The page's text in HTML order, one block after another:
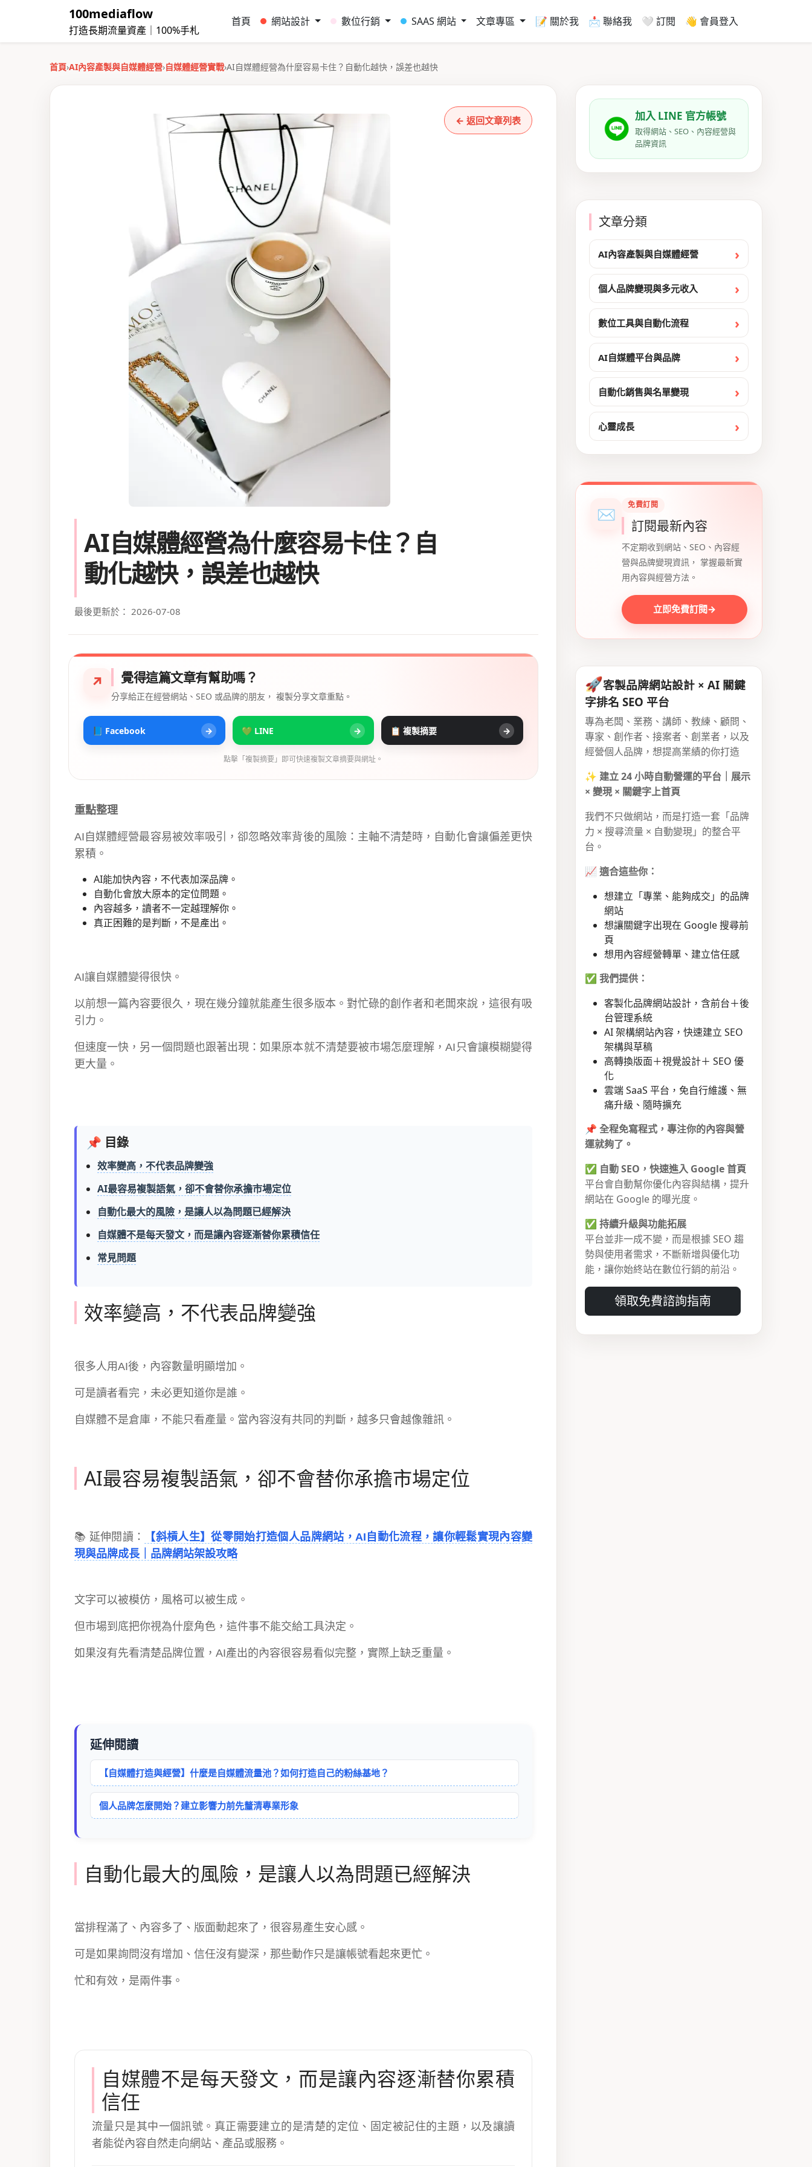
100mediaflow
打造長期流量資產｜100%手札
首頁 網站設計 數位行銷 SAAS 網站 文章專區 📝 關於我 📩 聯絡我 🤍 訂閱 👋 會員登入
首頁›AI內容產製與自媒體經營›自媒體經營實戰›AI自媒體經營為什麼容易卡住？自動化越快，誤差也越快
AI自媒體經營為什麼容易卡住？自
動化越快，誤差也越快
最後更新於： 2026-07-08
← 返回文章列表
↗ 覺得這篇文章有幫助嗎？
分享給正在經營網站、SEO 或品牌的朋友， 複製分享文章重點。
📘 Facebook → 💚 LINE → 📋 複製摘要 →
點擊「複製摘要」即可快速複製文章摘要與網址。
重點整理
AI自媒體經營最容易被效率吸引，卻忽略效率背後的風險：主軸不清楚時，自動化會讓偏差更快
累積。
AI能加快內容，不代表加深品牌。
自動化會放大原本的定位問題。
內容越多，讀者不一定越理解你。
真正困難的是判斷，不是產出。
AI讓自媒體變得很快。
以前想一篇內容要很久，現在幾分鐘就能產生很多版本。對忙碌的創作者和老闆來說，這很有吸
引力。
但速度一快，另一個問題也跟著出現：如果原本就不清楚要被市場怎麼理解，AI只會讓模糊變得
更大量。
📌 目錄
效率變高，不代表品牌變強
AI最容易複製語氣，卻不會替你承擔市場定位
自動化最大的風險，是讓人以為問題已經解決
自媒體不是每天發文，而是讓內容逐漸替你累積信任
常見問題
效率變高，不代表品牌變強
很多人用AI後，內容數量明顯增加。
可是讀者看完，未必更知道你是誰。
自媒體不是倉庫，不能只看產量。當內容沒有共同的判斷，越多只會越像雜訊。
AI最容易複製語氣，卻不會替你承擔市場定位
📚 延伸閱讀：
【斜槓人生】從零開始打造個人品牌網站，AI自動化流程，讓你輕鬆實現內容變
現與品牌成長｜品牌網站架設攻略
文字可以被模仿，風格可以被生成。
但市場到底把你視為什麼角色，這件事不能交給工具決定。
如果沒有先看清楚品牌位置，AI產出的內容很容易看似完整，實際上缺乏重量。
延伸閱讀
【自媒體打造與經營】什麼是自媒體流量池？如何打造自己的粉絲基地？
個人品牌怎麼開始？建立影響力前先釐清專業形象
自動化最大的風險，是讓人以為問題已經解決
當排程滿了、內容多了、版面動起來了，很容易產生安心感。
可是如果詢問沒有增加、信任沒有變深，那些動作只是讓帳號看起來更忙。
忙和有效，是兩件事。
自媒體不是每天發文，而是讓內容逐漸替你累積
信任
流量只是其中一個訊號。真正需要建立的是清楚的定位、固定被記住的主題，以及讓讀
者能從內容自然走向網站、產品或服務。
加入 LINE 官方帳號
取得網站、SEO、內容經營與
品牌資訊
文章分類
AI內容產製與自媒體經營
個人品牌變現與多元收入
數位工具與自動化流程
AI自媒體平台與品牌
自動化銷售與名單變現
心靈成長
✉ 免費訂閱
訂閱最新內容
不定期收到網站、SEO、內容經
營與品牌變現資訊， 掌握最新實
用內容與經營方法。
立即免費訂閱→
🚀客製品牌網站設計 × AI 關鍵
字排名 SEO 平台
專為老闆、業務、講師、教練、顧問、
專家、創作者、接案者、創業者，以及
經營個人品牌，想提高業績的你打造
✨ 建立 24 小時自動營運的平台｜展示
× 變現 × 關鍵字上首頁
我們不只做網站，而是打造一套「品牌
力 × 搜尋流量 × 自動變現」的整合平
台。
📈 適合這些你：
想建立「專業、能夠成交」的品牌
網站
想讓關鍵字出現在 Google 搜尋前
頁
想用內容經營轉單、建立信任感
✅ 我們提供：
客製化品牌網站設計，含前台＋後
台管理系統
AI 架構網站內容，快速建立 SEO
架構與草稿
高轉換版面＋視覺設計＋ SEO 優
化
雲端 SaaS 平台，免自行維護、無
痛升級、隨時擴充
📌 全程免寫程式，專注你的內容與營
運就夠了。
✅ 自動 SEO，快速進入 Google 首頁
平台會自動幫你優化內容與結構，提升
網站在 Google 的曝光度。
✅ 持續升級與功能拓展
平台並非一成不變，而是根據 SEO 趨
勢與使用者需求，不斷新增與優化功
能，讓你始終站在數位行銷的前沿。
領取免費諮詢指南